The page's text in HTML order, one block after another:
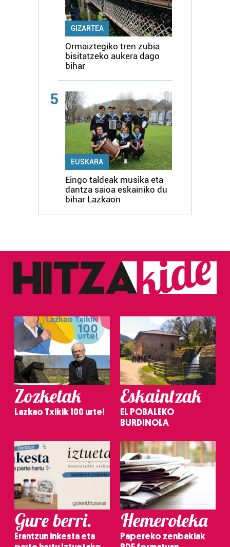
GIZARTEA
Ormaiztegiko tren zubia
bisitatzeko aukera dago
bihar
5
EUSKARA
Eingo taldeak musika eta
dantza saioa eskainiko du
bihar Lazkaon
Zozketak
Lazkao Txikik 100 urte!
Eskaintzak
EL POBALEKO
BURDINOLA
Gure berri.
Erantzun inkesta eta
Hemeroteka
Papereko zenbakiak